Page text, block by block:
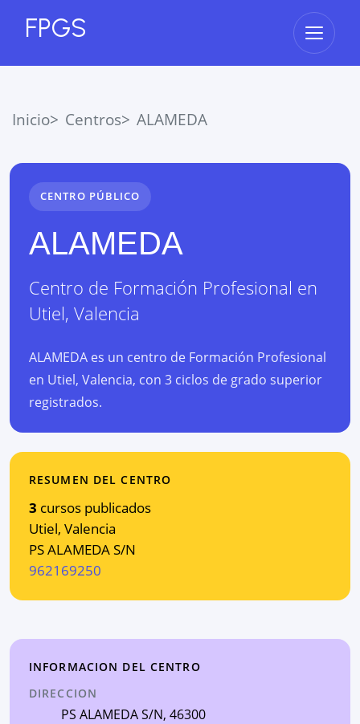
FPGS Abrir
Inicio Centros ALAMEDA
CENTRO PÚBLICO
ALAMEDA
Centro de Formación Profesional en
Utiel, Valencia
ALAMEDA es un centro de Formación Profesional
en Utiel, Valencia, con 3 ciclos de grado superior
registrados.
RESUMEN DEL CENTRO
3 cursos publicados
Utiel, Valencia
PS ALAMEDA S/N
962169250
INFORMACION DEL CENTRO
DIRECCION
PS ALAMEDA S/N, 46300